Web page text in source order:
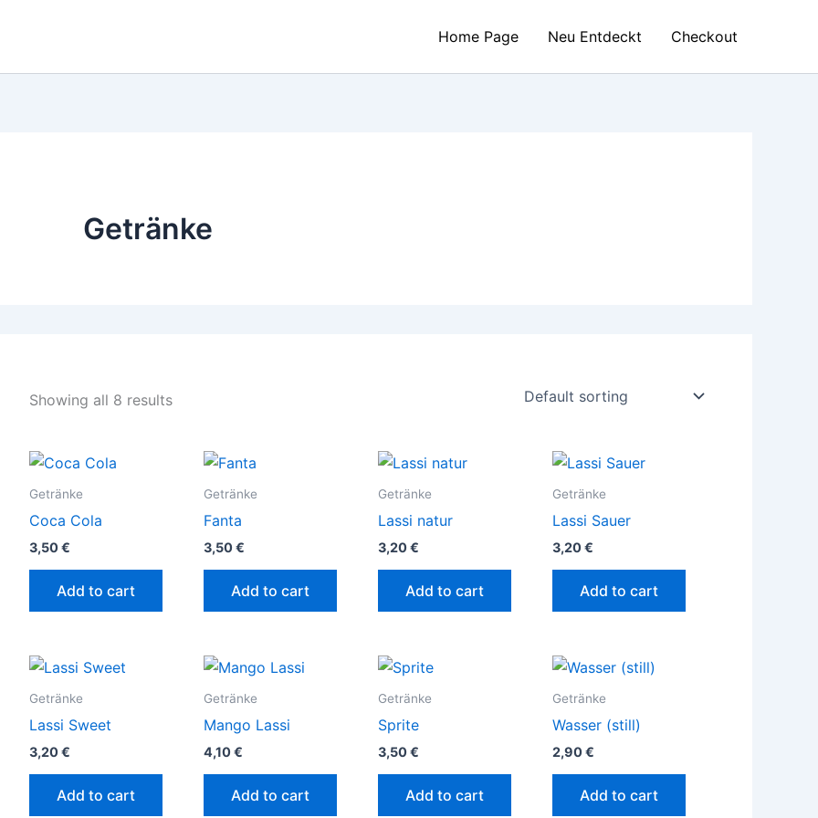
Home Page Neu Entdeckt Checkout
Getränke
Showing all 8 results
Getränke
Coca Cola
3,50€
Add to cart
Getränke
Fanta
3,50€
Add to cart
Getränke
Lassi natur
3,20€
Add to cart
Getränke
Lassi Sauer
3,20€
Add to cart
Getränke
Lassi Sweet
3,20€
Add to cart
Getränke
Mango Lassi
4,10€
Add to cart
Getränke
Sprite
3,50€
Add to cart
Getränke
Wasser (still)
2,90€
Add to cart